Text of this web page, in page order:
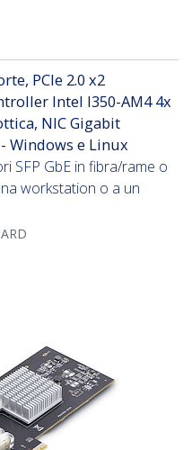
PCIe 2.0 x2
Intel I350-AM4 4x
NIC Gigabit
Windows e Linux
SFP GbE in fibra/rame o
workstation o a un